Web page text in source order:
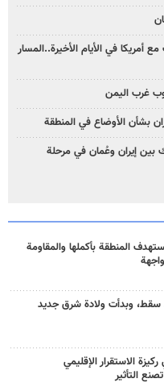
أمريكا في الأيام الأخيرة..المسار
غرب اليمن
بشأن الأوضاع في المنطقة
بين إيران وعُمان في مرحلة
المنطقة بأكملها والمقاومة
وبدأت ولادة شرق جديد
الاستقرار الإقليمي
التأثير